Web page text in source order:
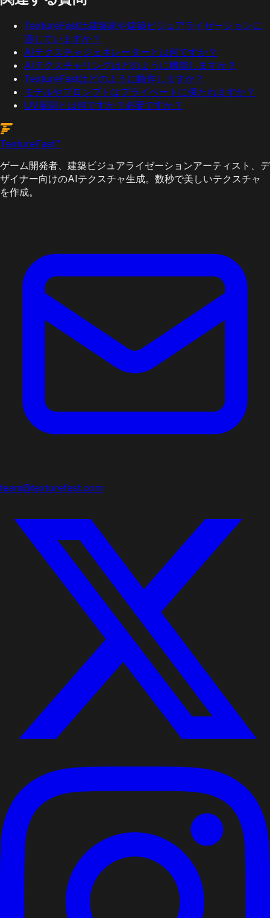
TextureFastは建築家や建築ビジュアライゼーションに
適していますか？
AIテクスチャジェネレーターとは何ですか？
AIテクスチャリングはどのように機能しますか？
TextureFastはどのように動作しますか？
モデルやプロンプトはプライベートに保たれますか？
UV展開とは何ですか？必要ですか？
TextureFast™
ゲーム開発者、建築ビジュアライゼーションアーティスト、デ
ザイナー向けのAIテクスチャ生成。数秒で美しいテクスチャ
を作成。
team@texturefast.com